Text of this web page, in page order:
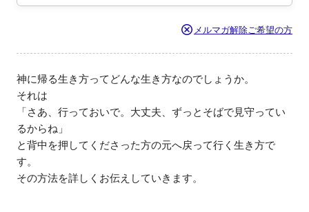
メルマガ解除ご希望の方
神に帰る生き方ってどんな生き方なのでしょうか。
それは
「さあ、行っておいで。大丈夫、ずっとそばで見守ってい
るからね」
と背中を押してくださった方の元へ戻って行く生き方で
す。
その方法を詳しくお伝えしていきます。